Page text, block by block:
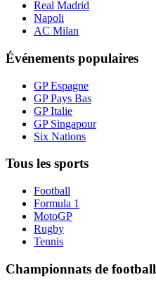
Real Madrid
Napoli
AC Milan
Événements populaires
GP Espagne
GP Pays Bas
GP Italie
GP Singapour
Six Nations
Tous les sports
Football
Formula 1
MotoGP
Rugby
Tennis
Championnats de football